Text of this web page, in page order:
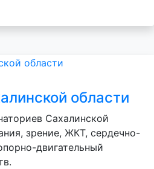
области
Сахалинской
зрение, ЖКТ, сердечно-
двигательный